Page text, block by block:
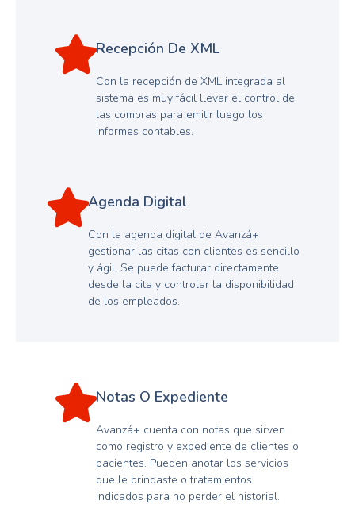
Recepción De XML
Con la recepción de XML integrada al
sistema es muy fácil llevar el control de
las compras para emitir luego los
informes contables.
Agenda Digital
Con la agenda digital de Avanzá+
gestionar las citas con clientes es sencillo
y ágil. Se puede facturar directamente
desde la cita y controlar la disponibilidad
de los empleados.
Notas O Expediente
Avanzá+ cuenta con notas que sirven
como registro y expediente de clientes o
pacientes. Pueden anotar los servicios
que le brindaste o tratamientos
indicados para no perder el historial.